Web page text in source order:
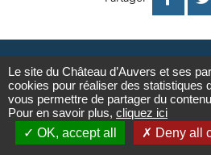
NEWSLETTER
Le site du Château d’Auvers et ses
cookies pour réaliser des statistiques
vous permettre de partager du
Pour en savoir plus, cliquez ici
OK, accept all
Deny all